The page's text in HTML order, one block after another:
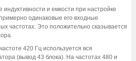
и емкости при настройке
одинаковые его входные
частотах. Это положительно сказывается
420 Гц используется вся
(вывод 43 блока). На частотах 480 и